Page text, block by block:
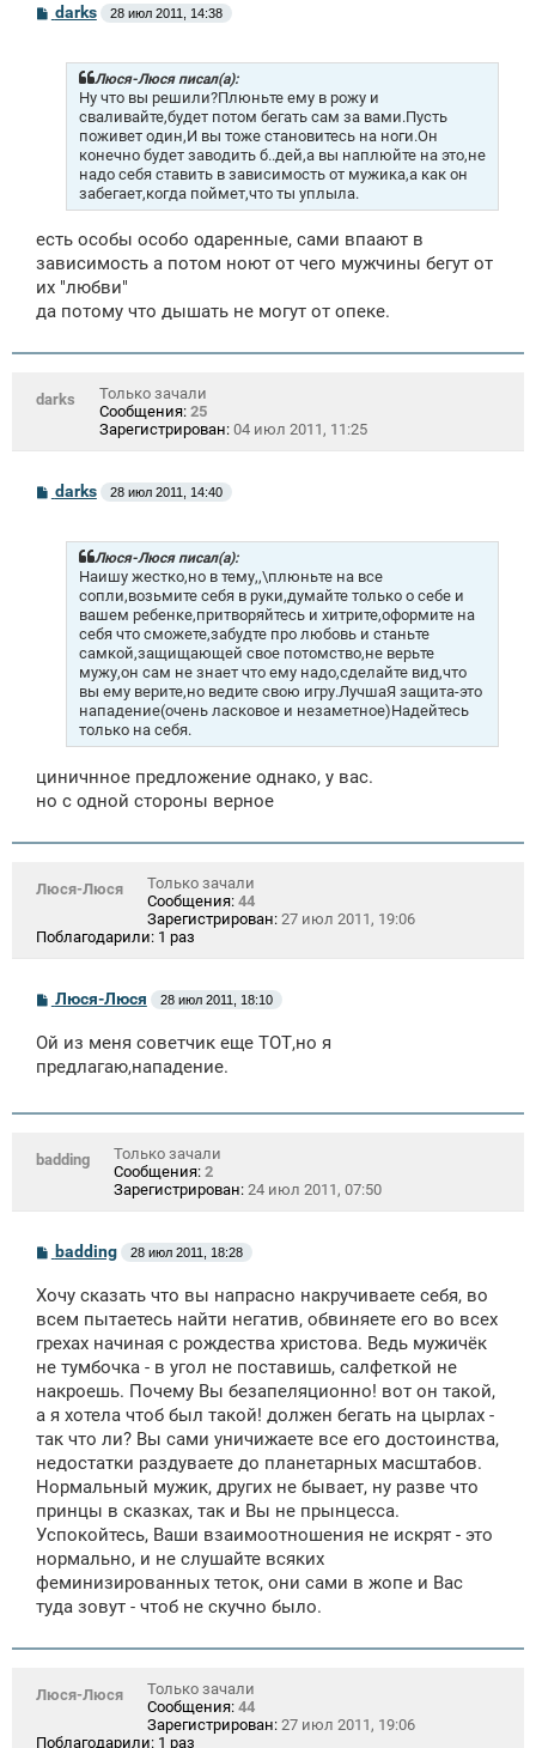
Сdarks 28 июл 2011, 14:38
Люся-Люся писал(а):
Ну что вы решили?Плюньте ему в рожу и
сваливайте,будет потом бегать сам за вами.Пусть
поживет один,И вы тоже становитесь на ноги.Он
конечно будет заводить б..дей,а вы наплюйте на это,не
надо себя ставить в зависимость от мужика,а как он
забегает,когда поймет,что ты уплыла.
есть особы особо одаренные, сами впаают в
зависимость а потом ноют от чего мужчины бегут от
их "любви"
да потому что дышать не могут от опеке.
darks
Только зачали
Сообщения: 25
Зарегистрирован: 04 июл 2011, 11:25
Сdarks 28 июл 2011, 14:40
Люся-Люся писал(а):
Наишу жестко,но в тему,,\плюньте на все
сопли,возьмите себя в руки,думайте только о себе и
вашем ребенке,притворяйтесь и хитрите,оформите на
себя что сможете,забудте про любовь и станьте
самкой,защищающей свое потомство,не верьте
мужу,он сам не знает что ему надо,сделайте вид,что
вы ему верите,но ведите свою игру.ЛучшаЯ защита-это
нападение(очень ласковое и незаметное)Надейтесь
только на себя.
циничнное предложение однако, у вас.
но с одной стороны верное
Люся-Люся
Только зачали
Сообщения: 44
Зарегистрирован: 27 июл 2011, 19:06
Поблагодарили: 1 раз
С
о
б
щ
е
и
Люся-Люся 28 июл 2011, 18:10
Ой из меня советчик еще ТОТ,но я
предлагаю,нападение.
badding
Только зачали
Сообщения: 2
Зарегистрирован: 24 июл 2011, 07:50
С
о
б
щ
н
и
badding 28 июл 2011, 18:28
Хочу сказать что вы напрасно накручиваете себя, во
всем пытаетесь найти негатив, обвиняете его во всех
грехах начиная с рождества христова. Ведь мужичёк
не тумбочка - в угол не поставишь, салфеткой не
накроешь. Почему Вы безапеляционно! вот он такой,
а я хотела чтоб был такой! должен бегать на цырлах -
так что ли? Вы сами уничижаете все его достоинства,
недостатки раздуваете до планетарных масштабов.
Нормальный мужик, других не бывает, ну разве что
принцы в сказках, так и Вы не прынцесса.
Успокойтесь, Ваши взаимоотношения не искрят - это
нормально, и не слушайте всяких
феминизированных теток, они сами в жопе и Вас
туда зовут - чтоб не скучно было.
Люся-Люся
Только зачали
Сообщения: 44
Зарегистрирован: 27 июл 2011, 19:06
Поблагодарили: 1 раз